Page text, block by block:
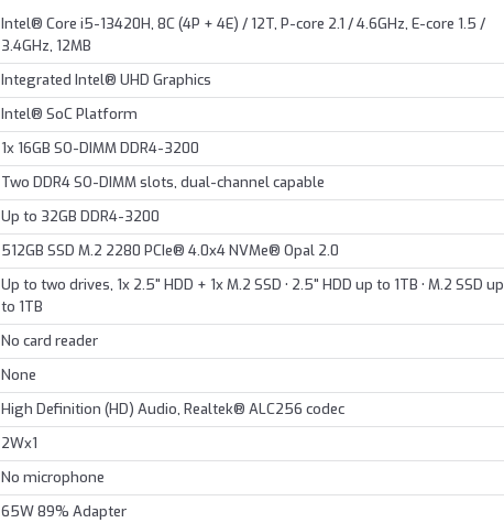
Intel® Core i5-13420H, 8C (4P + 4E) / 12T, P-core 2.1 / 4.6GHz, E-core 1.5 /
3.4GHz, 12MB
Integrated Intel® UHD Graphics
Intel® SoC Platform
1x 16GB SO-DIMM DDR4-3200
Two DDR4 SO-DIMM slots, dual-channel capable
Up to 32GB DDR4-3200
512GB SSD M.2 2280 PCIe® 4.0x4 NVMe® Opal 2.0
Up to two drives, 1x 2.5" HDD + 1x M.2 SSD • 2.5" HDD up to 1TB • M.2 SSD up
to 1TB
No card reader
None
High Definition (HD) Audio, Realtek® ALC256 codec
2Wx1
No microphone
65W 89% Adapter